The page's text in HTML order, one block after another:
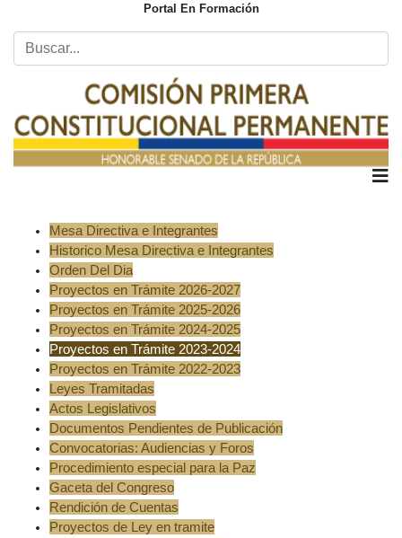
Portal En Formación
Mesa Directiva e Integrantes
Historico Mesa Directiva e Integrantes
Orden Del Dia
Proyectos en Trámite 2026-2027
Proyectos en Trámite 2025-2026
Proyectos en Trámite 2024-2025
Proyectos en Trámite 2023-2024
Proyectos en Trámite 2022-2023
Leyes Tramitadas
Actos Legislativos
Documentos Pendientes de Publicación
Convocatorias: Audiencias y Foros
Procedimiento especial para la Paz
Gaceta del Congreso
Rendición de Cuentas
Proyectos de Ley en tramite